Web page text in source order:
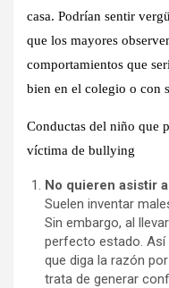
casa. Podrían sentir
que los mayores
comportamientos que
bien en el colegio o con
Conductas del niño que
víctima de bullying
No quieren asistir
Suelen inventar
Sin embargo, al
perfecto estado. Así
que diga la razón
trata de generar